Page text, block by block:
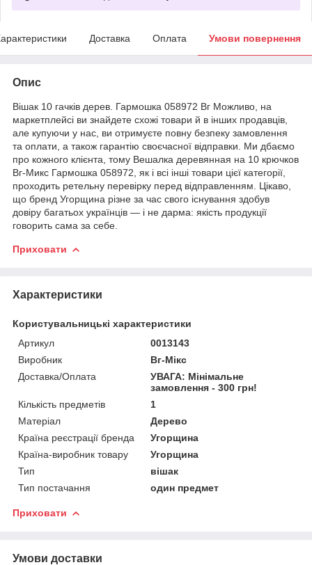
Доставка Оплата Умови повернення
Опис
Вішак 10 гачків дерев. Гармошка 058972 Вг Можливо, на
маркетплейсі ви знайдете схожі товари й в інших продавців,
але купуючи у нас, ви отримуєте повну безпеку замовлення
та оплати, а також гарантію своєчасної відправки. Ми дбаємо
про кожного клієнта, тому Вешалка деревянная на 10 крючков
Вг-Микс Гармошка 058972, як і всі інші товари цієї категорії,
проходить ретельну перевірку перед відправленням. Цікаво,
що бренд Угорщина різне за час свого існування здобув
довіру багатьох українців — і не дарма: якість продукції
говорить сама за себе.
Приховати
Характеристики
Користувальницькі характеристики
Артикул
0013143
Виробник
Вг-Мікс
Доставка/Оплата
УВАГА: Мінімальне
замовлення - 300 грн!
Кількість предметів
1
Матеріал
Дерево
Країна реєстрації бренда
Угорщина
Країна-виробник товару
Угорщина
Тип
вішак
Тип постачання
один предмет
Приховати
Умови доставки